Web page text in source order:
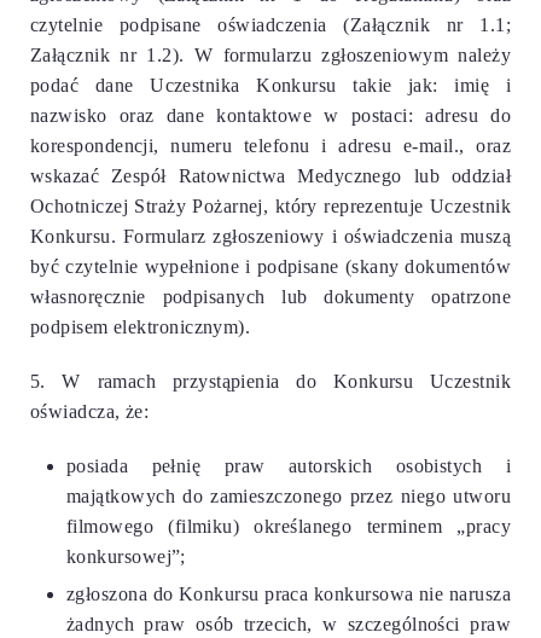
czytelnie podpisane oświadczenia (Załącznik nr 1.1;
Załącznik nr 1.2). W formularzu zgłoszeniowym należy
podać
dane Uczestnika Konkursu takie jak: imię i
nazwisko oraz dane kontaktowe w postaci: adresu do
korespondencji, numeru telefonu i adresu e-mail., oraz
wskazać Zespół Ratownictwa Medycznego lub oddział
Ochotniczej Straży Pożarnej, który reprezentuje Uczestnik
Konkursu. Formularz zgłoszeniowy i oświadczenia muszą
być czytelnie wypełnione i podpisane (skany dokumentów
własnoręcznie podpisanych lub dokumenty opatrzone
podpisem elektronicznym).
5. W ramach przystąpienia do Konkursu Uczestnik
oświadcza, że:
posiada pełnię praw autorskich osobistych i
majątkowych do zamieszczonego przez niego utworu
filmowego (filmiku) określanego terminem „pracy
konkursowej”;
zgłoszona do Konkursu praca konkursowa nie narusza
żadnych praw osób trzecich, w szczególności praw